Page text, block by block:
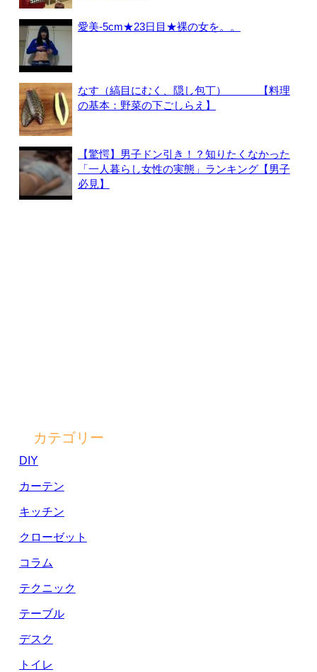
愛美-5cm★23日目★裸の女を。。
なす（縞目にむく、隠し包丁） 【料理
の基本：野菜の下ごしらえ】
【驚愕】男子ドン引き！？知りたくなかった
「一人暮らし女性の実態」ランキング【男子
必見】
カテゴリー
DIY
カーテン
キッチン
クローゼット
コラム
テクニック
テーブル
デスク
トイレ